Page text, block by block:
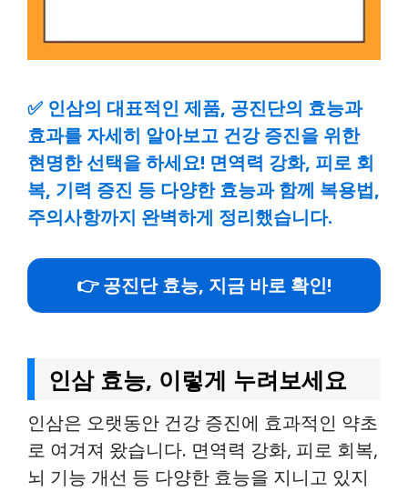
✅ 인삼의 대표적인 제품, 공진단의 효능과
효과를 자세히 알아보고 건강 증진을 위한
현명한 선택을 하세요! 면역력 강화, 피로 회
복, 기력 증진 등 다양한 효능과 함께 복용법,
주의사항까지 완벽하게 정리했습니다.
👉 공진단 효능, 지금 바로 확인!
인삼 효능, 이렇게 누려보세요
인삼은 오랫동안 건강 증진에 효과적인 약초
로 여겨져 왔습니다. 면역력 강화, 피로 회복,
뇌 기능 개선 등 다양한 효능을 지니고 있지